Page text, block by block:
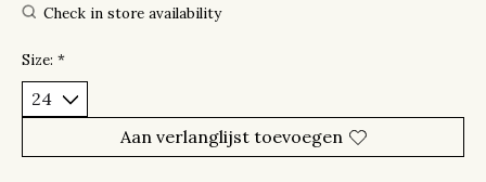
Check in store availability
Size: *
Aan verlanglijst toevoegen